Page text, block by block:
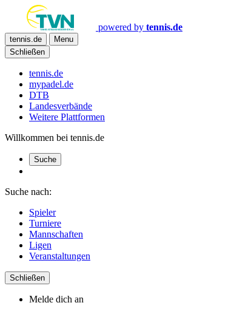
powered by tennis.de
tennis.de
Menu
Schließen
tennis.de
mypadel.de
DTB
Landesverbände
Weitere Plattformen
Willkommen bei tennis.de
Suche
Suche nach:
Spieler
Turniere
Mannschaften
Ligen
Veranstaltungen
Schließen
Melde dich an